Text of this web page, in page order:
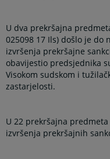
U dva prekršajna
025098 17 Ils) došlo je
izvršenja prekršajne
obavijestio predsjednika
Visokom sudskom i
zastarjelosti.
U 22 prekršajna
izvršenja prekršajnih